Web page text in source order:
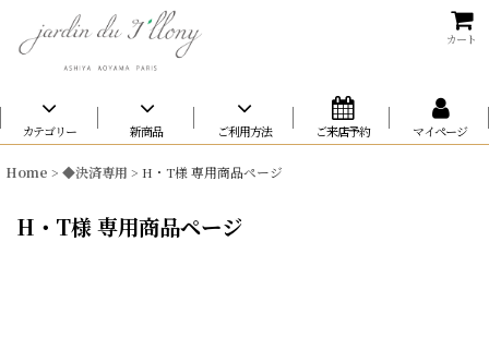
カート
カテゴリー 新商品 ご利用方法 ご来店予約 マイページ
Home > ◆決済専用 > H・T様 専用商品ページ
H・T様 専用商品ページ